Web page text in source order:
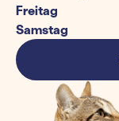
Freitag
Samstag